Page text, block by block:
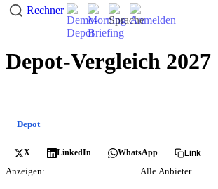
Rechner
/ Depot-Vergleich3 Min. Lesezeit
Depot-Vergleich 2027
Depot
X LinkedIn WhatsApp Link
Anzeigen: Alle Anbieter